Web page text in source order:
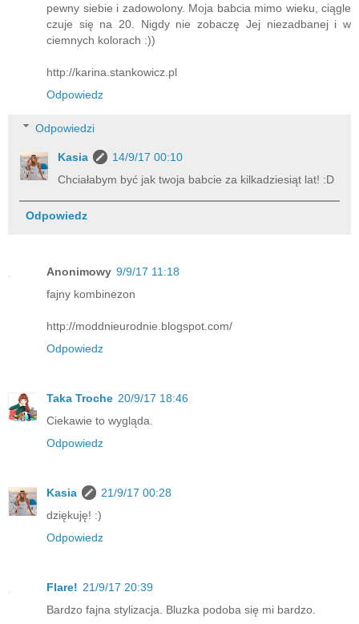
pewny siebie i zadowolony. Moja babcia mimo wieku, ciągle
czuje się na 20. Nigdy nie zobaczę Jej niezadbanej i w
ciemnych kolorach :))
http://karina.stankowicz.pl
Odpowiedz
Odpowiedzi
Kasia
14/9/17 00:10
Chciałabym być jak twoja babcie za kilkadziesiąt lat! :D
Odpowiedz
Anonimowy 9/9/17 11:18
fajny kombinezon
http://moddnieurodnie.blogspot.com/
Odpowiedz
Taka Troche 20/9/17 18:46
Ciekawie to wygląda.
Odpowiedz
Kasia
21/9/17 00:28
dziękuję! :)
Odpowiedz
Flare! 21/9/17 20:39
Bardzo fajna stylizacja. Bluzka podoba się mi bardzo.